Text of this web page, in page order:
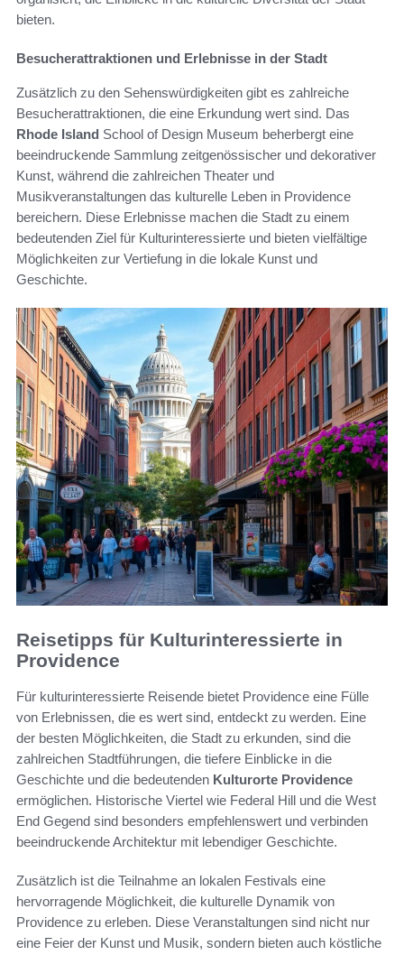
bieten.
Besucherattraktionen und Erlebnisse in der Stadt
Zusätzlich zu den Sehenswürdigkeiten gibt es zahlreiche
Besucherattraktionen, die eine Erkundung wert sind. Das
Rhode Island School of Design Museum beherbergt eine
beeindruckende Sammlung zeitgenössischer und dekorativer
Kunst, während die zahlreichen Theater und
Musikveranstaltungen das kulturelle Leben in Providence
bereichern. Diese Erlebnisse machen die Stadt zu einem
bedeutenden Ziel für Kulturinteressierte und bieten vielfältige
Möglichkeiten zur Vertiefung in die lokale Kunst und
Geschichte.
Reisetipps für Kulturinteressierte in
Providence
Für kulturinteressierte Reisende bietet Providence eine Fülle
von Erlebnissen, die es wert sind, entdeckt zu werden. Eine
der besten Möglichkeiten, die Stadt zu erkunden, sind die
zahlreichen Stadtführungen, die tiefere Einblicke in die
Geschichte und die bedeutenden Kulturorte Providence
ermöglichen. Historische Viertel wie Federal Hill und die West
End Gegend sind besonders empfehlenswert und verbinden
beeindruckende Architektur mit lebendiger Geschichte.
Zusätzlich ist die Teilnahme an lokalen Festivals eine
hervorragende Möglichkeit, die kulturelle Dynamik von
Providence zu erleben. Diese Veranstaltungen sind nicht nur
eine Feier der Kunst und Musik, sondern bieten auch köstliche